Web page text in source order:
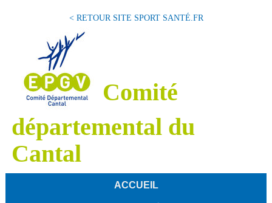
< RETOUR SITE SPORT SANTÉ.FR
Comité
départemental du
Cantal
ACCUEIL